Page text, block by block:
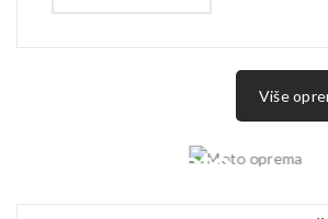
Više
ASORTIMAN
Moto